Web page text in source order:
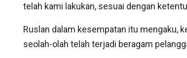
telah kami lakukan, sesuai dengan
Ruslan dalam kesempatan itu mengaku,
seolah-olah telah terjadi beragam